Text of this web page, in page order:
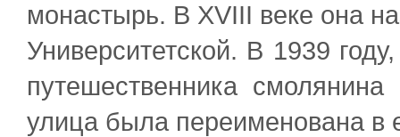
монастырь. В XVIII веке она
Университетской. В 1939
путешественника
улица была переименована в